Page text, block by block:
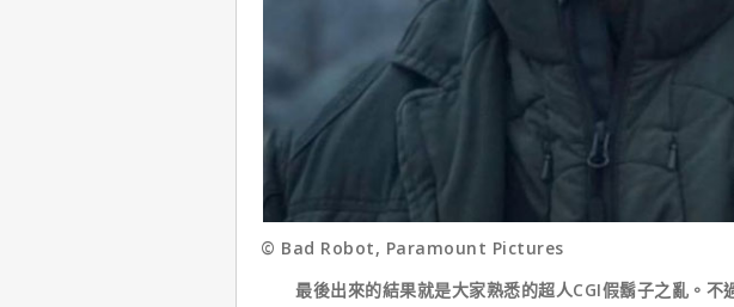
© Bad Robot, Paramount Pictures
最後出來的結果就是大家熟悉的超人CGI假鬍子之亂。不